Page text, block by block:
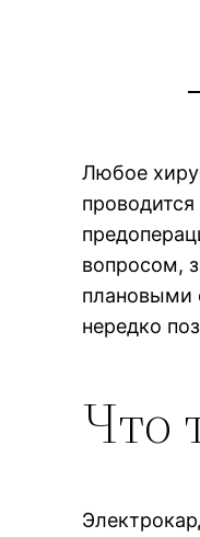
Любое
вопросом,
плановыми
нередко
Что